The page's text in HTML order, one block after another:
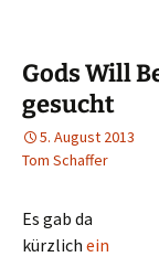
Gods Will
gesucht
5. August 2013
Tom Schaffer
Es gab da
kürzlich ein